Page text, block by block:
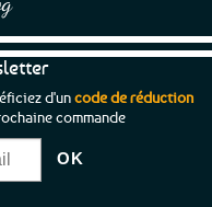
d'uncode de réduction
commande